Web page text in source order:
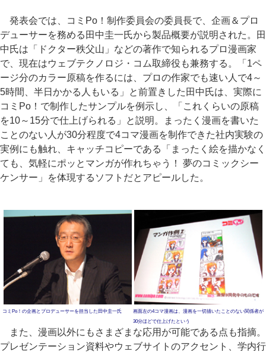
発表会では、コミPo！制作委員会の委員長で、企画＆プロ
デューサーを務める田中圭一氏から製品概要が説明された。田
中氏は「ドクター秩父山」などの著作で知られるプロ漫画家
で、現在はウェブテクノロジ・コム取締役も兼務する。「1ペ
ージ分のカラー原稿を作るには、プロの作家でも速い人で4～
5時間、半日かかる人もいる」と前置きした田中氏は、実際に
コミPo！で制作したサンプルを例示し、「これくらいの原稿
を10～15分で仕上げられる」と説明。まったく漫画を書いた
ことのない人が30分程度で4コマ漫画を制作できた社内実験の
実例にも触れ、キャッチコピーである「まったく絵を描かなく
ても、気軽にポッとマンガが作れちゃう！ 夢のコミックシー
ケンサー」を体現するソフトだとアピールした。
コミPo！の企画とプロデューサーを担当した田中圭一氏
画面左の4コマ漫画は、漫画を一切描いたことのない関係者が
30分ほどで仕上げたという
また、漫画以外にもさまざまな応用が可能である点も指摘。
プレゼンテーション資料やウェブサイトのアクセント、学内行